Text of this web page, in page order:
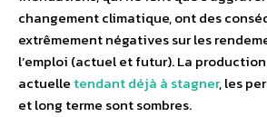
changement climatique, ont des
extrêmement négatives sur les
l’emploi (actuel et futur). La
actuelle tendant déjà à stagner, les
et long terme sont sombres.